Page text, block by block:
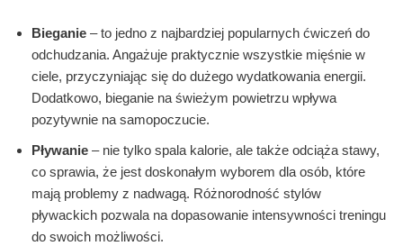
Bieganie – to jedno z najbardziej popularnych ćwiczeń do
odchudzania. Angażuje praktycznie wszystkie mięśnie w
ciele, przyczyniając się do dużego wydatkowania energii.
Dodatkowo, bieganie na świeżym powietrzu wpływa
pozytywnie na samopoczucie.
Pływanie – nie tylko spala kalorie, ale także odciąża stawy,
co sprawia, że jest doskonałym wyborem dla osób, które
mają problemy z nadwagą. Różnorodność stylów
pływackich pozwala na dopasowanie intensywności treningu
do swoich możliwości.